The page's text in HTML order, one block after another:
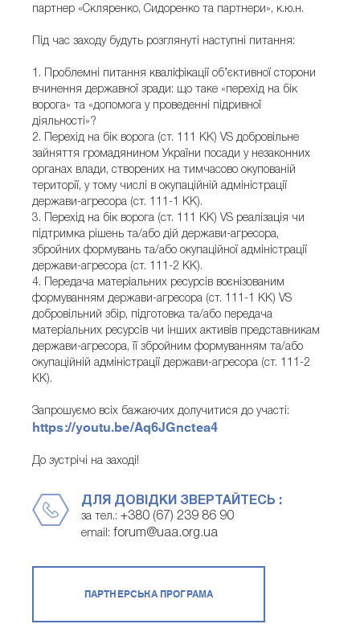
партнер «Скляренко, Сидоренко та партнери», к.ю.н.
Під час заходу будуть розглянуті наступні питання:
1. Проблемні питання кваліфікації об’єктивної сторони
вчинення державної зради: що таке «перехід на бік
ворога» та «допомога у проведенні підривної
діяльності»?
2. Перехід на бік ворога (ст. 111 КК) VS добровільне
зайняття громадянином України посади у незаконних
органах влади, створених на тимчасово окупованій
території, у тому числі в окупаційній адміністрації
держави-агресора (ст. 111-1 КК).
3. Перехід на бік ворога (ст. 111 КК) VS реалізація чи
підтримка рішень та/або дій держави-агресора,
збройних формувань та/або окупаційної адміністрації
держави-агресора (ст. 111-2 КК).
4. Передача матеріальних ресурсів воєнізованим
формуванням держави-агресора (ст. 111-1 КК) VS
добровільний збір, підготовка та/або передача
матеріальних ресурсів чи інших активів представникам
держави-агресора, її збройним формуванням та/або
окупаційній адміністрації держави-агресора (ст. 111-2
КК).
Запрошуємо всіх бажаючих долучитися до участі:
https://youtu.be/Aq6JGnctea4
До зустрічі на заході!
ДЛЯ ДОВІДКИ ЗВЕРТАЙТЕСЬ :
за тел.: +380 (67) 239 86 90
email: forum@uaa.org.ua
ПАРТНЕРСЬКА ПРОГРАМА